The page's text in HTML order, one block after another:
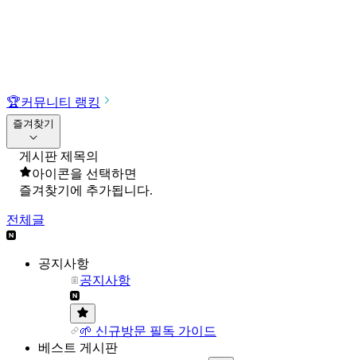
🏆커뮤니티 랭킹
즐겨찾기
게시판 제목의
아이콘을 선택하면
즐겨찾기에 추가됩니다.
전체글
공지사항
공지사항
🌱 신규방문 필독 가이드
베스트 게시판